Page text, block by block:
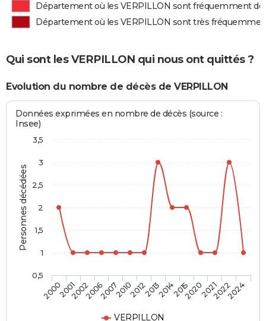
Département où les VERPILLON sont fréquemment
Département où les VERPILLON sont très
Qui sont les VERPILLON qui nous ont quittés ?
Evolution du nombre de décès de VERPILLON
Personnes décédées
Données exprimées en nombre de décès (source :
Insee)
VERPILLON
20002001200220062007201020122013201420152020202120222024
0,5
1
1,5
2
2,5
3
3,5